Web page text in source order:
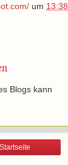
um 13:38
Blogs kann
Startseite